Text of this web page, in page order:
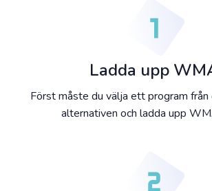
Ladda upp
Först måste du välja ett program
alternativen och ladda upp